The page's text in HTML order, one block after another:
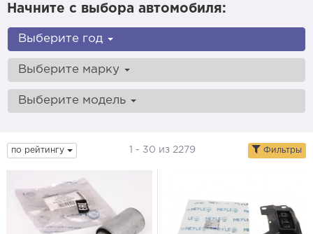
Начните с выбора автомобиля:
Выберите год
Выберите марку
Выберите модель
по рейтингу 1 - 30 из 2279 Фильтры